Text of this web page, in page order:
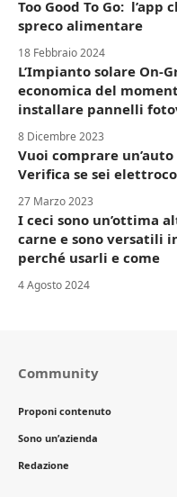
Too Good To Go: l’app
spreco alimentare
18 Febbraio 2024
L’Impianto solare On-
economica del
installare pannelli
8 Dicembre 2023
Vuoi comprare
Verifica se sei
27 Marzo 2023
I ceci sono un’ottima
carne e sono versatili
perché usarli e come
4 Agosto 2024
Community
Proponi contenuto
Sono un’azienda
Redazione